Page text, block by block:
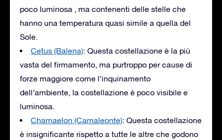
poco luminosa , ma contenenti delle stelle che
hanno una temperatura quasi simile a quella del
Sole.
Cetus (Balena): Questa costellazione è la più
vasta del firmamento, ma purtroppo per cause di
forze maggiore come l’inquinamento
dell’ambiente, la costellazione è poco visibile e
luminosa.
Chamaelon (Camaleonte): Questa costellazione
è insignificante rispetto a tutte le altre che godono